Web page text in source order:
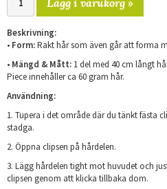
Lägg i varukorg »
Beskrivning:
• Form:Rakt hår som även går att forma
• Mängd & Mått: 1 del med 40 cm långt
Piece innehåller ca 60 gram hår.
Användning:
1. Tupera i det område där du tänkt fästa
stadga.
2. Öppna clipsen på hårdelen.
3. Lägg hårdelen tight mot huvudet och
clipsen genom att klicka tillbaka dom.